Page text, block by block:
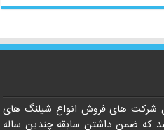
شرکت های فروش انواع شیلنگ های
که ضمن داشتن سابقه چندین ساله